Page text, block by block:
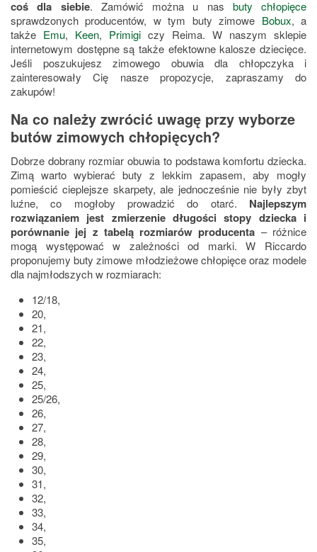
coś dla siebie. Zamówić można u nas buty chłopięce
sprawdzonych producentów, w tym buty zimowe Bobux, a
także Emu, Keen, Primigi czy Reima. W naszym sklepie
internetowym dostępne są także efektowne kalosze dziecięce.
Jeśli poszukujesz zimowego obuwia dla chłopczyka i
zainteresowały Cię nasze propozycje, zapraszamy do
zakupów!
Na co należy zwrócić uwagę przy wyborze
butów zimowych chłopięcych?
Dobrze dobrany rozmiar obuwia to podstawa komfortu dziecka.
Zimą warto wybierać buty z lekkim zapasem, aby mogły
pomieścić cieplejsze skarpety, ale jednocześnie nie były zbyt
luźne, co mogłoby prowadzić do otarć. Najlepszym
rozwiązaniem jest zmierzenie długości stopy dziecka i
porównanie jej z tabelą rozmiarów producenta – różnice
mogą występować w zależności od marki. W Riccardo
proponujemy buty zimowe młodzieżowe chłopięce oraz modele
dla najmłodszych w rozmiarach:
12/18,
20,
21,
22,
23,
24,
25,
25/26,
26,
27,
28,
29,
30,
31,
32,
33,
34,
35,